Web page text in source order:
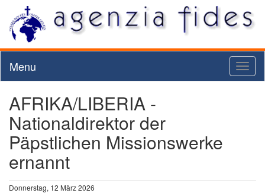
Menu
AFRIKA/LIBERIA -
Nationaldirektor der
Päpstlichen Missionswerke
ernannt
Donnerstag, 12 März 2026